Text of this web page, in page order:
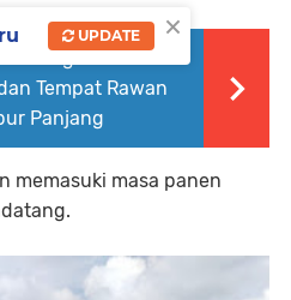
Tempat Rawan
Panjang
memasuki masa panen
×
UPDATE